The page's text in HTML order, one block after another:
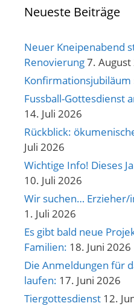
Neueste Beiträge
Neuer Kneipenabend
Renovierung7. August
Konfirmationsjubiläum
Fussball-Gottesdienst
14. Juli 2026
Rückblick:
Juli 2026
Wichtige Info! Dieses
10. Juli 2026
Wir suchen…
1. Juli 2026
Es gibt bald neue
Familien: 18. Juni 2026
Die Anmeldungen für
laufen: 17. Juni 2026
Tiergottesdienst 12.